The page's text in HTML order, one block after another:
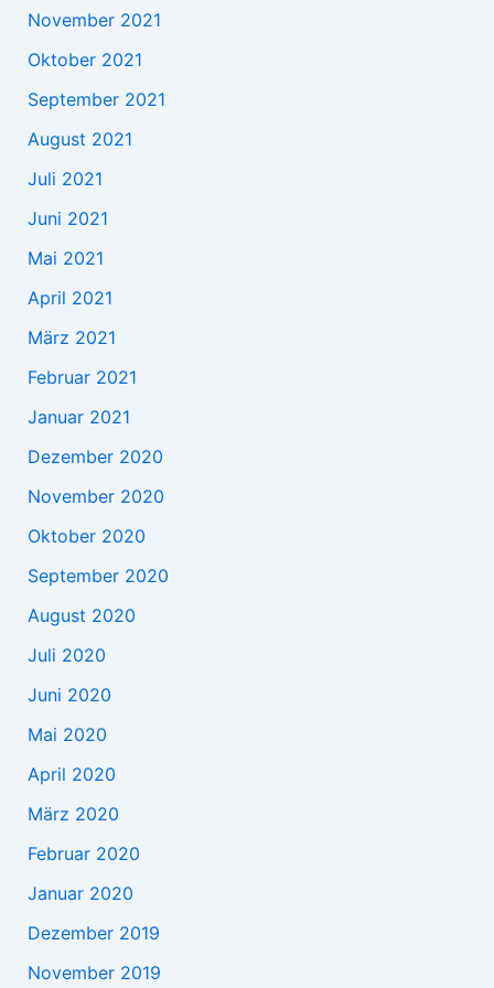
November 2021
Oktober 2021
September 2021
August 2021
Juli 2021
Juni 2021
Mai 2021
April 2021
März 2021
Februar 2021
Januar 2021
Dezember 2020
November 2020
Oktober 2020
September 2020
August 2020
Juli 2020
Juni 2020
Mai 2020
April 2020
März 2020
Februar 2020
Januar 2020
Dezember 2019
November 2019